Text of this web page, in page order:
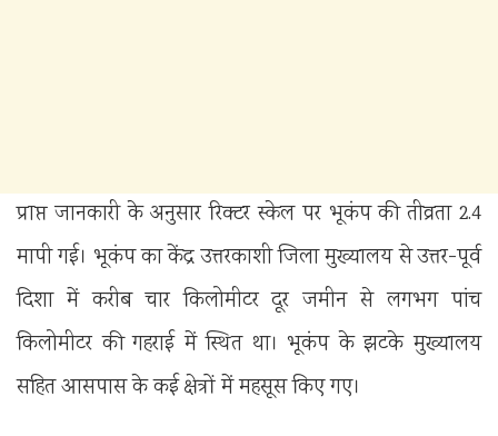
प्राप्त जानकारी के अनुसार रिक्टर स्केल पर भूकंप की तीव्रता 2.4
मापी गई। भूकंप का केंद्र उत्तरकाशी जिला मुख्यालय से उत्तर-पूर्व
दिशा में करीब चार किलोमीटर दूर जमीन से लगभग पांच
किलोमीटर की गहराई में स्थित था। भूकंप के झटके मुख्यालय
सहित आसपास के कई क्षेत्रों में महसूस किए गए।